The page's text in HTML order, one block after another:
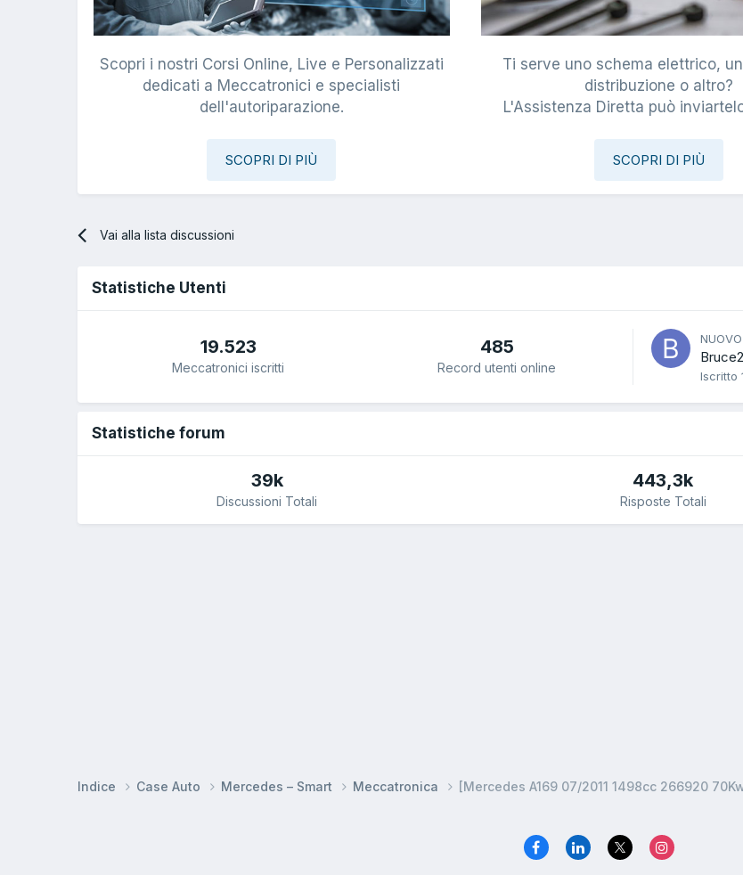
Scopri i nostri Corsi Online, Live e Personalizzati
dedicati a Meccatronici e specialisti
dell'autoriparazione.
SCOPRI DI PIÙ
Ti serve uno schema elettrico,
distribuzione o altro?
L'Assistenza Diretta può
SCOPRI DI PIÙ
Vai alla lista discussioni
Statistiche Utenti
19.523
Meccatronici iscritti
485
Record utenti online
Iscritto
Statistiche forum
39k
Discussioni Totali
443,3k
Risposte Totali
Indice Case Auto Mercedes – Smart Meccatronica [Mercedes A169 07/2011 1498cc 266920